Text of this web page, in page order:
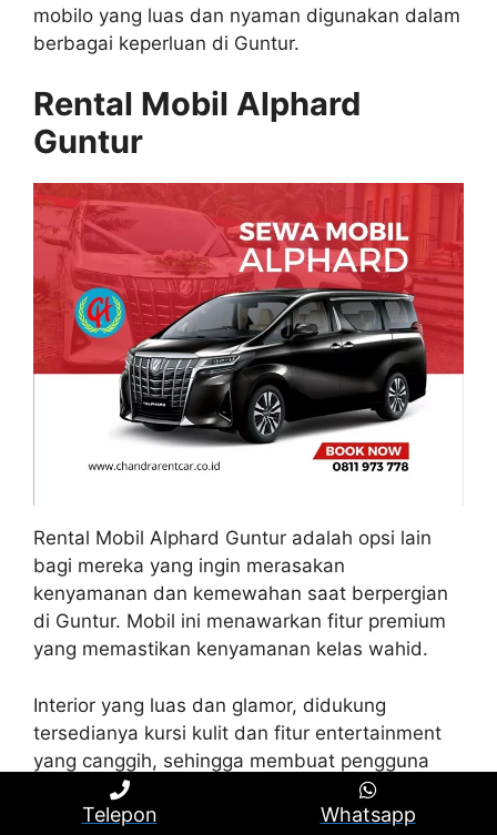
mobilo yang luas dan nyaman digunakan dalam
berbagai keperluan di Guntur.
Rental Mobil Alphard
Guntur
Rental Mobil Alphard Guntur adalah opsi lain
bagi mereka yang ingin merasakan
kenyamanan dan kemewahan saat berpergian
di Guntur. Mobil ini menawarkan fitur premium
yang memastikan kenyamanan kelas wahid.
Interior yang luas dan glamor, didukung
tersedianya kursi kulit dan fitur entertainment
yang canggih, sehingga membuat pengguna
merasa seperti berada di dalam kamar hotel
mewah. Selain itu, Toyota Alphard dibekali
Telepon Whatsapp